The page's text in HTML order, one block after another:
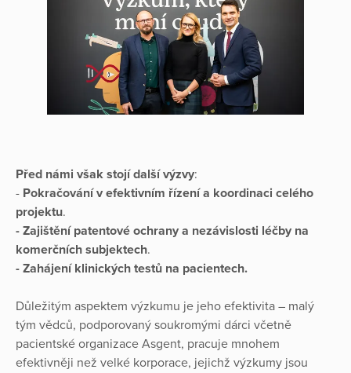
Před námi však stojí další výzvy:
- Pokračování v efektivním řízení a koordinaci celého
projektu.
- Zajištění patentové ochrany a nezávislosti léčby na
komerčních subjektech.
- Zahájení klinických testů na pacientech.
Důležitým aspektem výzkumu je jeho efektivita – malý
tým vědců, podporovaný soukromými dárci včetně
pacientské organizace Asgent, pracuje mnohem
efektivněji než velké korporace, jejichž výzkumy jsou